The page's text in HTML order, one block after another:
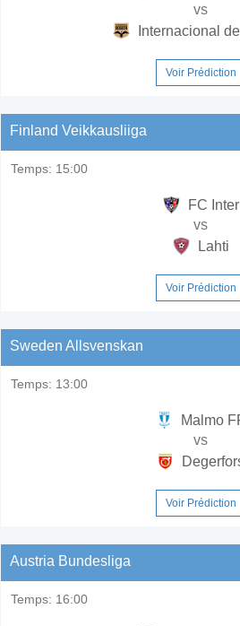
vs
Internacional
Voir Prédiction
Finland Veikkausliiga
Temps: 15:00
FC Inter
vs
Lahti
Voir Prédiction
Sweden Allsvenskan
Temps: 13:00
Malmo
vs
Voir Prédiction
Austria Bundesliga
Temps: 16:00